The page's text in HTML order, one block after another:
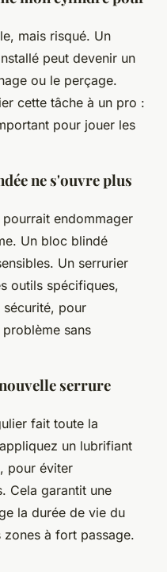
mais risqué. Un
peut devenir un
ou le perçage.
cette tâche à un pro :
pour jouer les
ne s'ouvre plus
endommager
Un bloc blindé
Un serrurier
outils spécifiques,
sécurité, pour
sans
serrure
fait toute la
un lubrifiant
pour éviter
Cela garantit une
la durée de vie du
zones à fort passage.